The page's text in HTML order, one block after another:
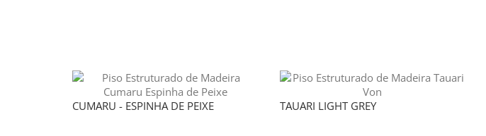
CUMARU - ESPINHA DE PEIXE TAUARI LIGHT GREY